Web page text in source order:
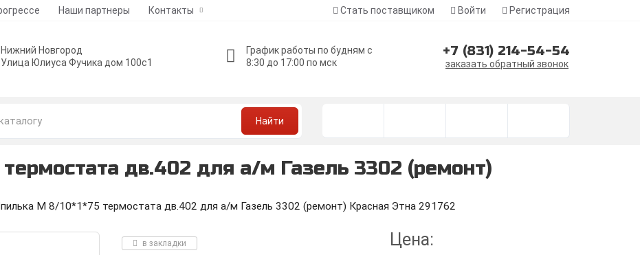
Наши партнеры Контакты Стать поставщиком Войти Регистрация
Нижний Новгород
Улица Юлиуса Фучика дом 100с1
График работы по будням с
8:30 до 17:00 по мск
+7 (831) 214-54-54
заказать обратный звонок
Найти
дв.402 для а/м Газель 3302 (ремонт)
М 8/10*1*75 термостата дв.402 для а/м Газель 3302 (ремонт) Красная Этна 291762
в закладки
Цена: